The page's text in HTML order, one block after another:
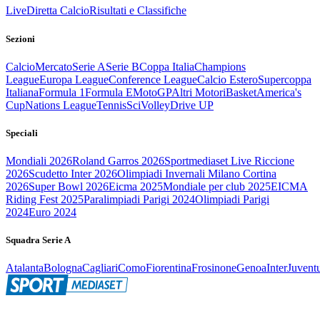
LiveDiretta CalcioRisultati e Classifiche
Sezioni
CalcioMercatoSerie ASerie BCoppa ItaliaChampions
LeagueEuropa LeagueConference LeagueCalcio EsteroSupercoppa
ItalianaFormula 1Formula EMotoGPAltri MotoriBasketAmerica's
CupNations LeagueTennisSciVolleyDrive UP
Speciali
Mondiali 2026Roland Garros 2026Sportmediaset Live Riccione
2026Scudetto Inter 2026Olimpiadi Invernali Milano Cortina
2026Super Bowl 2026Eicma 2025Mondiale per club 2025EICMA
Riding Fest 2025Paralimpiadi Parigi 2024Olimpiadi Parigi
2024Euro 2024
Squadra Serie A
AtalantaBolognaCagliariComoFiorentinaFrosinoneGenoaInter